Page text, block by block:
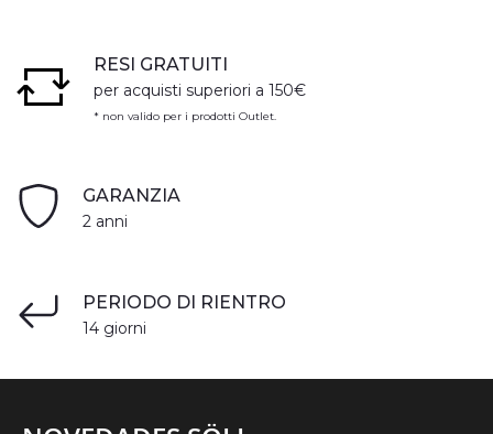
RESI GRATUITI
per acquisti superiori a 150€
* non valido per i prodotti Outlet.
GARANZIA
2 anni
PERIODO DI RIENTRO
14 giorni